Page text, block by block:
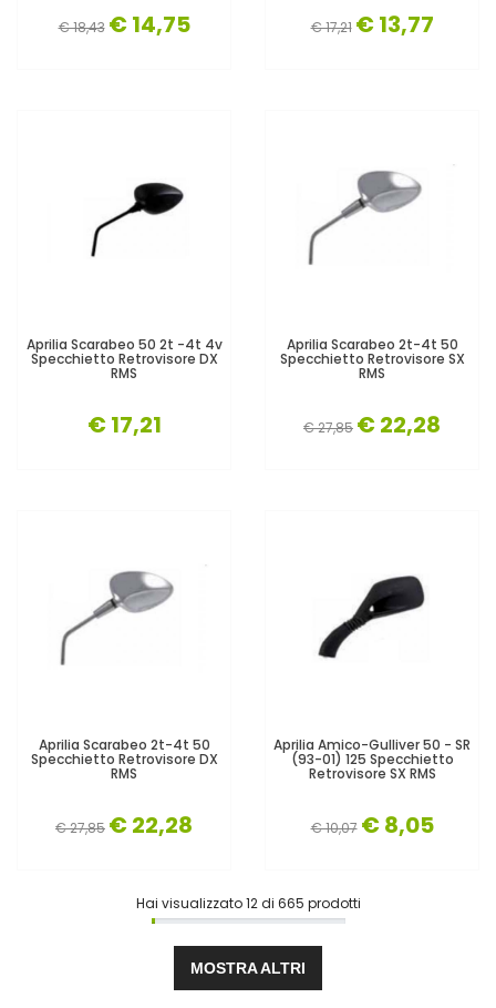
€ 18,43 € 14,75 € 17,21 € 13,77
Aprilia Scarabeo 50 2t -4t 4v
Specchietto Retrovisore DX
RMS
€ 17,21
Aprilia Scarabeo 2t-4t 50
Specchietto Retrovisore SX
RMS
€ 27,85 € 22,28
Aprilia Scarabeo 2t-4t 50
Specchietto Retrovisore DX
RMS
€ 27,85 € 22,28
Aprilia Amico-Gulliver 50 - SR
(93-01) 125 Specchietto
Retrovisore SX RMS
€ 10,07 € 8,05
Hai visualizzato12di 665 prodotti
MOSTRA ALTRI